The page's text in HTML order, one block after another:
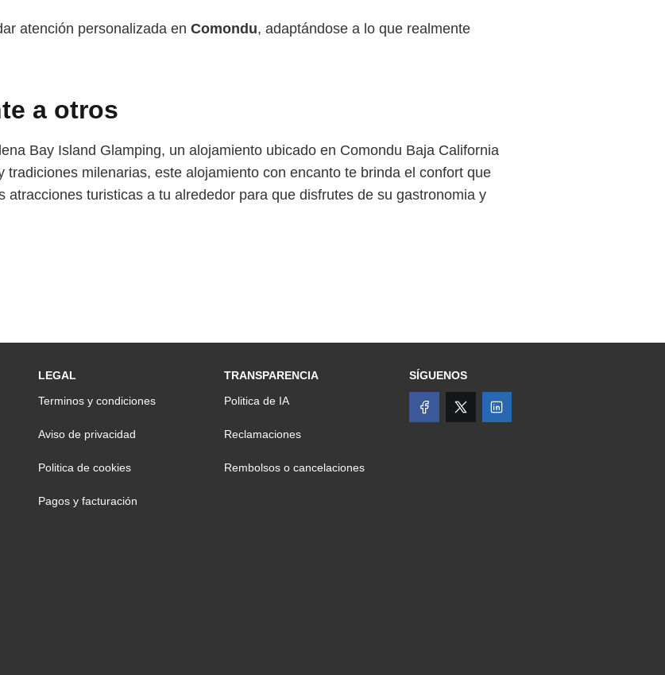
atención personalizada en Comondu, adaptándose a lo que realmente
a otros
Bay Island Glamping, un alojamiento ubicado en Comondu Baja California
tradiciones milenarias, este alojamiento con encanto te brinda el confort que
atracciones turisticas a tu alrededor para que disfrutes de su gastronomia y
LEGAL
Terminos y condiciones
Aviso de privacidad
Politica de cookies
Pagos y facturación
TRANSPARENCIA
Politica de IA
Reclamaciones
Rembolsos o cancelaciones
SÍGUENOS